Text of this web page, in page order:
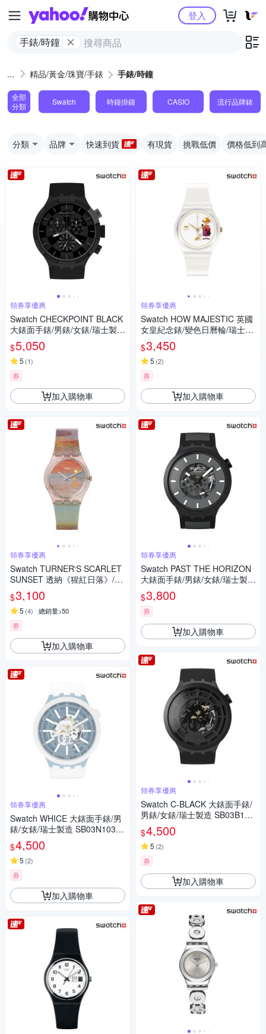
Yahoo購物中心
手錶/時鐘
登入
精品/黃金/珠寶/手錶 手錶/時鐘
全部
分類
Swatch 時鐘掛鐘 CASIO 流行品牌錶
分類 品牌 快速到貨 有現貨 挑戰低價 價格低到
領券享優惠
Swatch CHECKPOINT BLACK
大錶面手錶/男錶/女錶/瑞士製造
SB02B400 (47mm)
$5,050
5 (1)
券
加入購物車
領券享優惠
Swatch TURNER‵S SCARLET
SUNSET 透納《猩紅日落》/泰
德美術館聯名 SO28Z700 (34m
m)
$3,100
5 (4) 總銷量>50
券
加入購物車
領券享優惠
Swatch WHICE 大錶面手錶/男
錶/女錶/瑞士製造 SB03N103
(47mm)
$4,500
5 (2)
券
加入購物車
領券享優惠
Swatch HOW MAJESTIC 英國
女皇紀念錶/變色日曆輪/瑞士製
造 GZ711 (34mm)
$3,450
5 (2)
券
加入購物車
領券享優惠
Swatch PAST THE HORIZON
大錶面手錶/男錶/女錶/瑞士製造
SB05B113 (47mm)
$3,800
券
加入購物車
領券享優惠
Swatch C-BLACK 大錶面手錶/
男錶/女錶/瑞士製造 SB03B100
(47mm)
$4,500
5 (2)
券
加入購物車